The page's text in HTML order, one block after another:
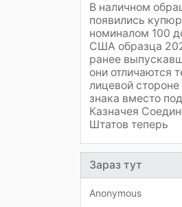
В наличном
появились
номиналом 100
США образца
ранее
они отличаются
лицевой
знака вместо
Казначея
Штатов теперь
Зараз тут
Anonymous